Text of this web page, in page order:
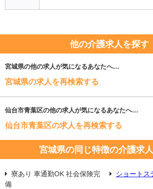
他の介護求人を探す
宮城県の他の求人が気になるあなたへ…
宮城県の求人を再検索する
仙台市青葉区の他の求人が気になるあなたへ…
仙台市青葉区の求人を再検索する
宮城県の同じ特徴の介護求
寮あり 車通勤OK 社会保険完
備
ショートス